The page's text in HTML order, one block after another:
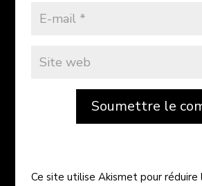
Soumettre le
Ce site utilise Akismet pour réduire